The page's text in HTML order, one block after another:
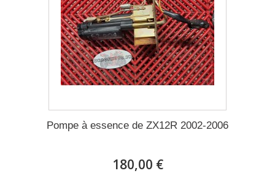
Pompe à essence de ZX12R 2002-2006
180,00 €